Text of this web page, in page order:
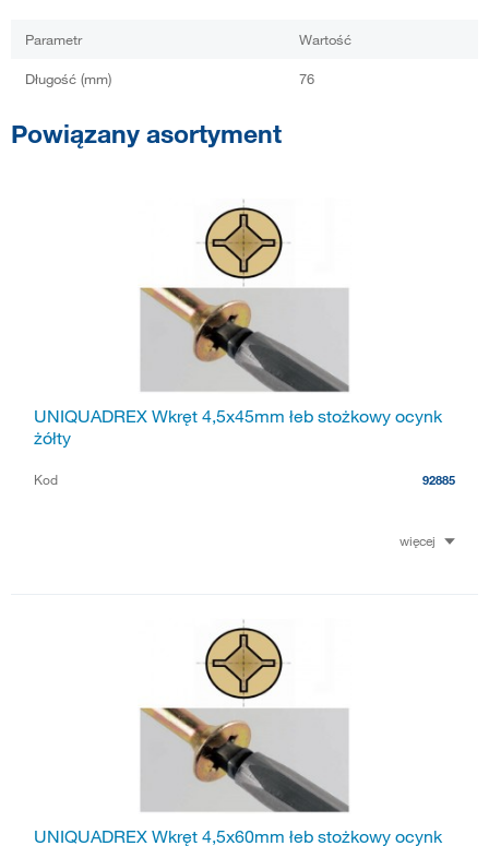
Parametr Wartość
Długość (mm) 76
Powiązany asortyment
UNIQUADREX Wkręt 4,5x45mm łeb stożkowy ocynk
żółty
Kod 92885
więcej
UNIQUADREX Wkręt 4,5x60mm łeb stożkowy ocynk